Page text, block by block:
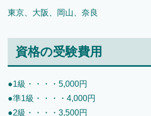
東京、大阪、岡山、奈良
資格の受験費用
●1級・・・・5,000円
●準1級・・・・4,000円
●2級・・・・3,500円